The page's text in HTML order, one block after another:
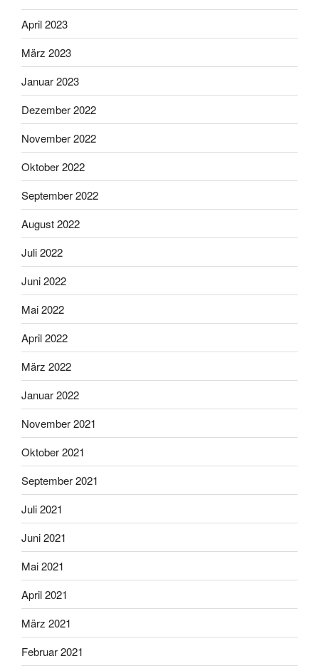
April 2023
März 2023
Januar 2023
Dezember 2022
November 2022
Oktober 2022
September 2022
August 2022
Juli 2022
Juni 2022
Mai 2022
April 2022
März 2022
Januar 2022
November 2021
Oktober 2021
September 2021
Juli 2021
Juni 2021
Mai 2021
April 2021
März 2021
Februar 2021